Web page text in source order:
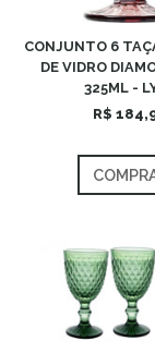
CONJUNTO 6
DE VIDRO
325ML -
R$